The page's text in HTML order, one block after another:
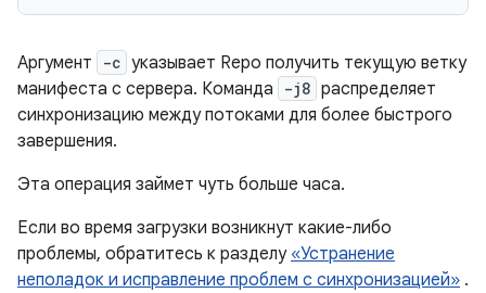
Аргумент -c указывает Repo получить текущую ветку
манифеста с сервера. Команда
-j8 распределяет
синхронизацию между потоками для более быстрого
завершения.
Эта операция займет чуть больше часа.
Если во время загрузки возникнут какие-либо
проблемы, обратитесь к разделу «Устранение
неполадок и исправление проблем с синхронизацией» .